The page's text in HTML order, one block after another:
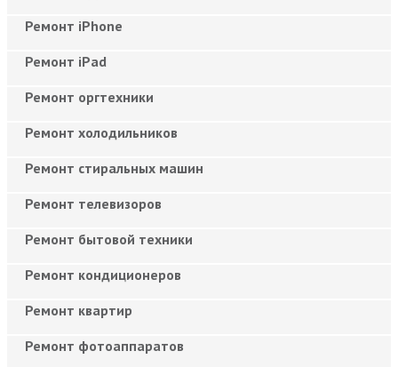
Ремонт iPhone
Ремонт iPad
Ремонт оргтехники
Ремонт холодильников
Ремонт стиральных машин
Ремонт телевизоров
Ремонт бытовой техники
Ремонт кондиционеров
Ремонт квартир
Ремонт фотоаппаратов